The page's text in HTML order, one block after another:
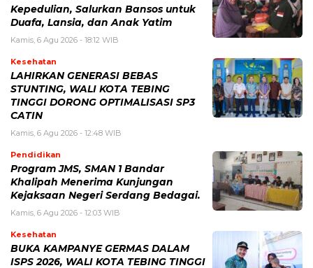
Kepedulian, Salurkan Bansos untuk
Duafa, Lansia, dan Anak Yatim
Kamis, 6 Agu 2026 - 18:12 WIB
Kesehatan
LAHIRKAN GENERASI BEBAS
STUNTING, WALI KOTA TEBING
TINGGI DORONG OPTIMALISASI SP3
CATIN
Kamis, 6 Agu 2026 - 12:48 WIB
Pendidikan
Program JMS, SMAN 1 Bandar
Khalipah Menerima Kunjungan
Kejaksaan Negeri Serdang Bedagai.
Kamis, 6 Agu 2026 - 12:03 WIB
Kesehatan
BUKA KAMPANYE GERMAS DALAM
ISPS 2026, WALI KOTA TEBING TINGGI